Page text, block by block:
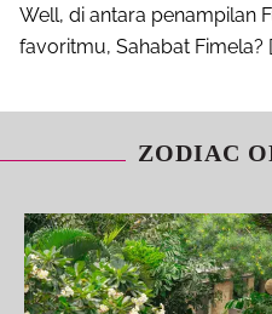
Well, di antara penampilan
favoritmu, Sahabat Fimela?
ZODIAC